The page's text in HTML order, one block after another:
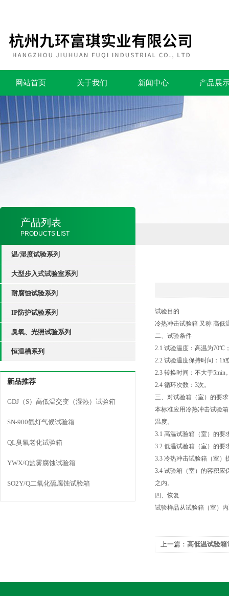
网站首页 关于我们 新闻中心 产品展
产品列表
PRODUCTS LIST
温/湿度试验系列
大型步入式试验室系列
耐腐蚀试验系列
IP防护试验系列
臭氧、光照试验系列
恒温槽系列
新品推荐
GDJ（S）高低温交变（湿热）试验箱
SN-900氙灯气候试验箱
QL臭氧老化试验箱
YWX/Q盐雾腐蚀试验箱
SO2Y/Q二氧化硫腐蚀试验箱
试验目的
冷热冲击试验箱 又称 高低
二、试验条件
2.1 试验温度：高温为70℃
2.2 试验温度保持时间：
2.3 转换时间：不大于5min
2.4 循环次数：3次。
三、对试验箱（室）的要求
本标准应用冷热冲击试验
温度。
3.1 高温试验箱（室）的要
3.2 低温试验箱（室）的要
3.3 冷热冲击试验箱（室）
3.4 试验箱（室）的容积应
之内。
四、恢复
试验样品从试验箱（室）
上一篇： 高低温试验箱